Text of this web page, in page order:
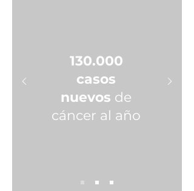
130.000
casos
nuevos de
cáncer al año